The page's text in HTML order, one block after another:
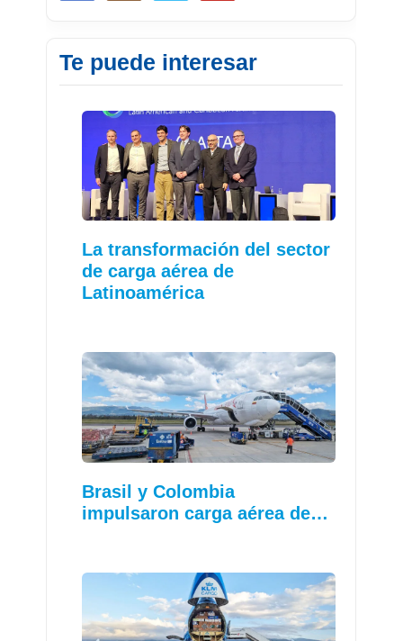
Te puede interesar
La transformación del sector
de carga aérea de
Latinoamérica
Brasil y Colombia
impulsaron carga aérea de…